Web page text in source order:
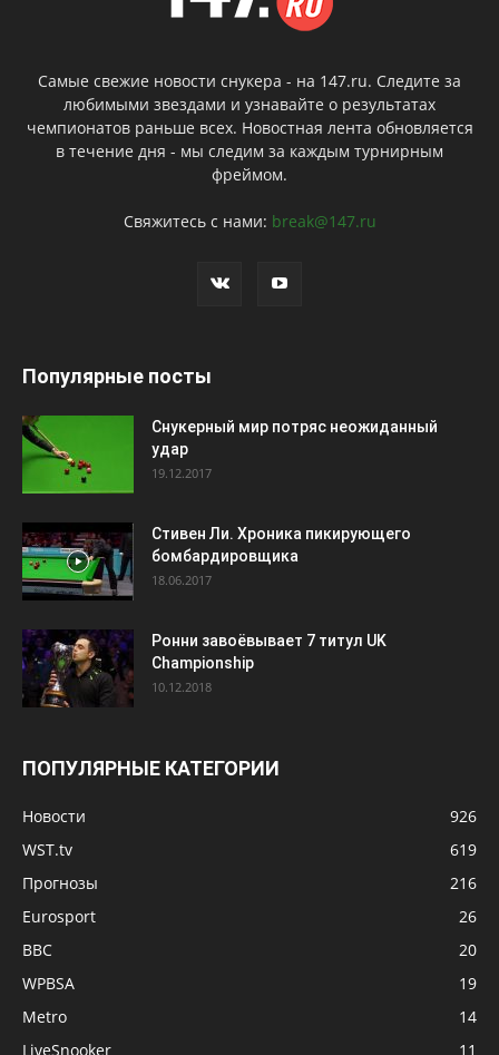
Самые свежие новости снукера - на 147.ru. Следите за
любимыми звездами и узнавайте о результатах
чемпионатов раньше всех. Новостная лента обновляется
в течение дня - мы следим за каждым турнирным
фреймом.
Свяжитесь с нами: break@147.ru
Популярные посты
Снукерный мир потряс неожиданный
удар
19.12.2017
Стивен Ли. Хроника пикирующего
бомбардировщика
18.06.2017
Ронни завоёвывает 7 титул UK
Championship
10.12.2018
ПОПУЛЯРНЫЕ КАТЕГОРИИ
Новости
926
WST.tv
619
Прогнозы
216
Eurosport
26
BBC
20
WPBSA
19
Metro
14
LiveSnooker
11